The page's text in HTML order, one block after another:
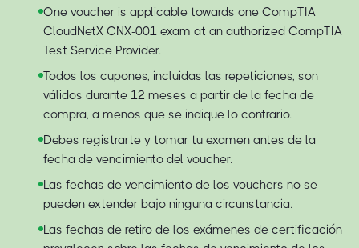
One voucher is applicable towards one CompTIA
CloudNetX CNX-001 exam at an authorized CompTIA
Test Service Provider.
Todos los cupones, incluidas las repeticiones, son
válidos durante 12 meses a partir de la fecha de
compra, a menos que se indique lo contrario.
Debes registrarte y tomar tu examen antes de la
fecha de vencimiento del voucher.
Las fechas de vencimiento de los vouchers no se
pueden extender bajo ninguna circunstancia.
Las fechas de retiro de los exámenes de certificación